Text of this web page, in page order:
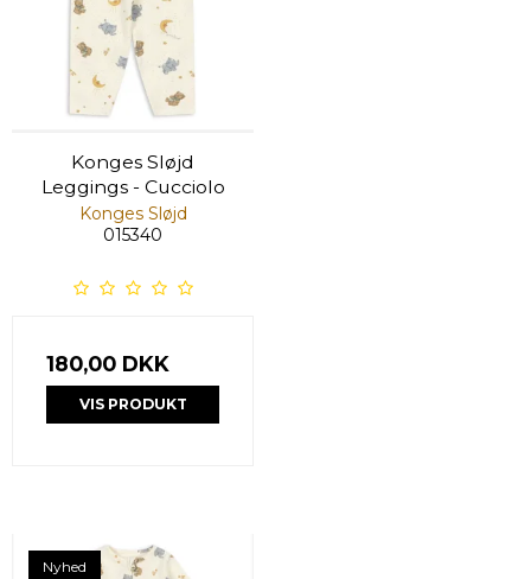
Konges Sløjd
Leggings - Cucciolo
Konges Sløjd
015340
180,00 DKK
VIS PRODUKT
Nyhed